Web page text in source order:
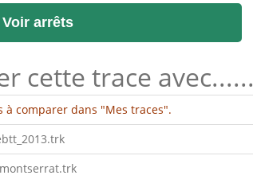
Voir arrêts
cette trace avec......
à comparer dans "Mes traces".